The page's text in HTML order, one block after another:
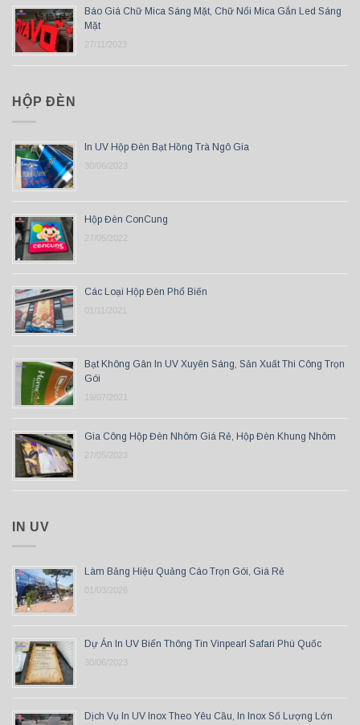
Báo Giá Chữ Mica Sáng Mặt, Chữ Nổi Mica Gắn Led Sáng
Mặt
27/11/2023
HỘP ĐÈN
In UV Hộp Đèn Bạt Hồng Trà Ngô Gia
30/06/2023
Hộp Đèn ConCung
27/05/2022
Các Loại Hộp Đèn Phổ Biến
01/11/2021
Bạt Không Gân In UV Xuyên Sáng, Sản Xuất Thi Công Trọn
Gói
19/07/2021
Gia Công Hộp Đèn Nhôm Giá Rẻ, Hộp Đèn Khung Nhôm
27/05/2023
IN UV
Làm Bảng Hiệu Quảng Cáo Trọn Gói, Giá Rẻ
01/03/2026
Dự Án In UV Biển Thông Tin Vinpearl Safari Phú Quốc
30/06/2023
Dịch Vụ In UV Inox Theo Yêu Cầu, In Inox Số Lượng Lớn